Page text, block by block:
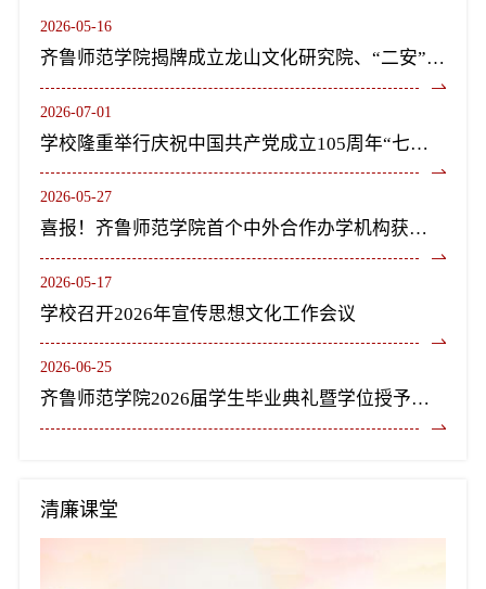
2026-05-16
齐鲁师范学院揭牌成立龙山文化研究院、“二安”文化研究院
2026-07-01
学校隆重举行庆祝中国共产党成立105周年“七一”表彰大会暨《长歌尽美》艺术党课
2026-05-27
喜报！齐鲁师范学院首个中外合作办学机构获教育部正式批复设立
2026-05-17
学校召开2026年宣传思想文化工作会议
2026-06-25
齐鲁师范学院2026届学生毕业典礼暨学位授予仪式隆重举行
清廉课堂